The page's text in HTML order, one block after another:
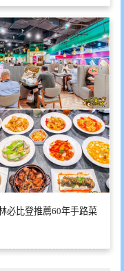
必比登推薦60年手路菜